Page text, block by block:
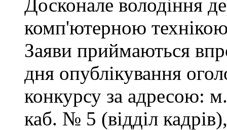
Досконале володіння
комп'ютерною
Заяви приймаються
дня опублікування
конкурсу за адресою:
каб. № 5 (відділ